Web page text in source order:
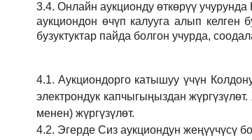
3.4.Онлайн аукционду өткөрүү
аукциондон өчүп калууга алып келген
бузуктуктар пайда болгон учурда,
4.1. Аукциондорго катышуу үчүн
электрондук капчыгыңыздан
менен) жүргүзүлөт.
4.2. Эгерде Сиз аукциондун жеңүүчүсү